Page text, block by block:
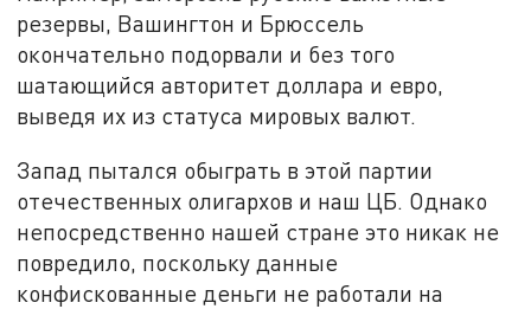
резервы, Вашингтон и Брюссель
окончательно подорвали и без того
шатающийся авторитет доллара и евро,
выведя их из статуса мировых валют.
Запад пытался обыграть в этой партии
отечественных олигархов и наш ЦБ. Однако
непосредственно нашей стране это никак не
повредило, поскольку данные
конфискованные деньги не работали на